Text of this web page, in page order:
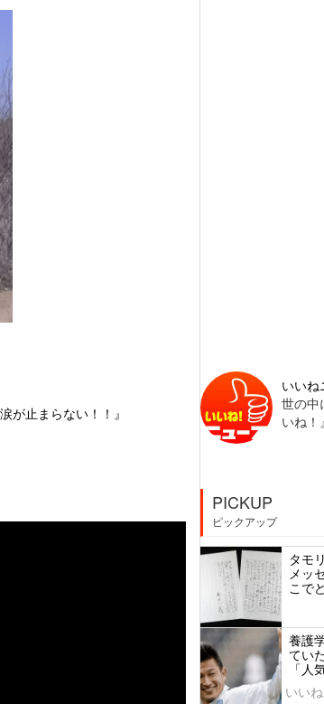
が止まらない！！』
いいね
世の中
いね！
PICKUP
ピックアップ
タモ
メッ
こで
養護
てい
「人
いい